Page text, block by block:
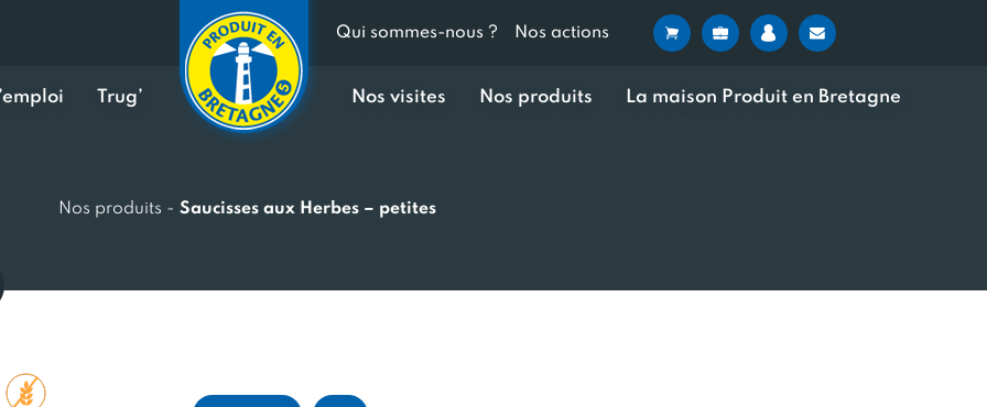
Qui sommes-nous ? Nos actions
Trug’ Nos visites Nos produits La maison Produit en Bretagne
Nos produits - Saucisses aux Herbes – petites